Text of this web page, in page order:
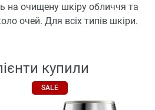
на очищену шкіру обличчя та
очей. Для всіх типів шкіри.
купили
SALE